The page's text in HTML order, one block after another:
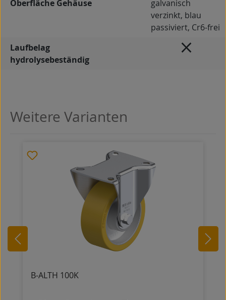
Oberfläche Gehäuse
galvanisch
verzinkt, blau
passiviert, Cr6-frei
Laufbelag
hydrolysebeständig
Produktgalerie überspringen
Weitere Varianten
B-ALTH 100K